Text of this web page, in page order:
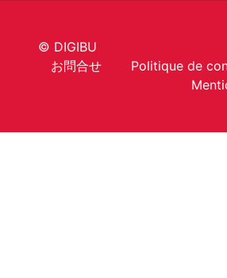
© DIGIBU
お問合せ
Politique de